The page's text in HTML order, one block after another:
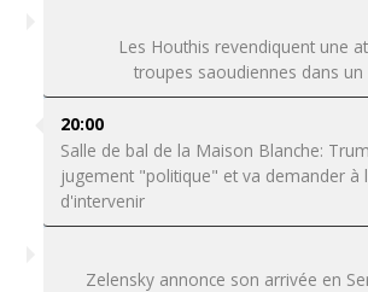
Les Houthis revendiquent une
troupes saoudiennes dans un
20:00
Salle de bal de la Maison Blanche:
jugement "politique" et va demander à
d'intervenir
Zelensky annonce son arrivée en